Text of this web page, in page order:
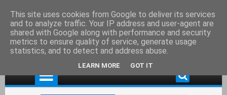
This site uses cookies from Google to deliver its services
and to analyze traffic. Your IP address and user-agent are
shared with Google along with performance and security
metrics to ensure quality of service, generate usage
statistics, and to detect and address abuse.
LEARN MORE GOT IT